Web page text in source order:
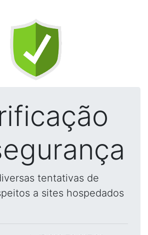
tentativas de
a sites hospedados